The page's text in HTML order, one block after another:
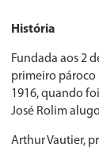
História
Fundada aos 2
primeiro pároco
1916, quando
José Rolim
Arthur Vautier,